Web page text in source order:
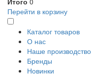
Перейти в корзину
Каталог товаров
О нас
Наше производство
Бренды
Новинки